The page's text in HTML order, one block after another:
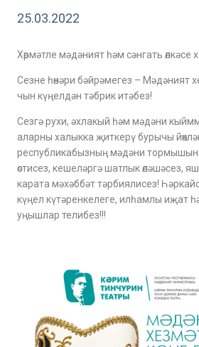
25.03.2022
Хөрмәтле мәдәният һәм сәнгать өлкәсе
Сезне һөнәри бәйрәмегез – Мәдәният
чын күңелдән тәбрик итәбез!
Сезгә рухи, әхлакый һәм мәдәни
аларны халыкка җиткерү бурычы
республикабызның мәдәни
өстисез, кешеләргә шатлык өләшәсез,
карата мәхәббәт тәрбиялисез!
күңел күтәренкелеге, илһамлы иҗат
уңышлар телибез!!!